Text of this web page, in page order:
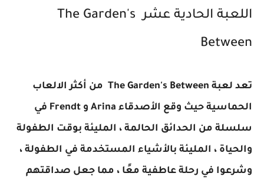
اللعبة الحادية عشر The Garden's
Between
تعد لعبة The Garden's Between من أكثر الالعاب
الحماسية حيث وقع الأصدقاء Arina و Frendt في
سلسلة من الحدائق الحالمة ، المليئة بوقت الطفولة
والحياة ، المليئة بالأشياء المستخدمة في الطفولة ،
وشرعوا في رحلة عاطفية معًا ، مما جعل صداقتهم